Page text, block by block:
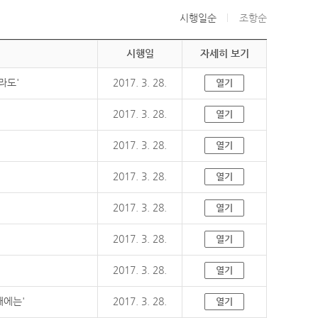
시행일순 조항순
시행일 자세히 보기
도' 2017. 3. 28. 열기
2017. 3. 28. 열기
2017. 3. 28. 열기
2017. 3. 28. 열기
2017. 3. 28. 열기
2017. 3. 28. 열기
2017. 3. 28. 열기
에는' 2017. 3. 28. 열기